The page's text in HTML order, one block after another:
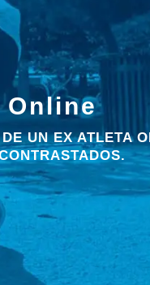
Online
UN EX ATLETA